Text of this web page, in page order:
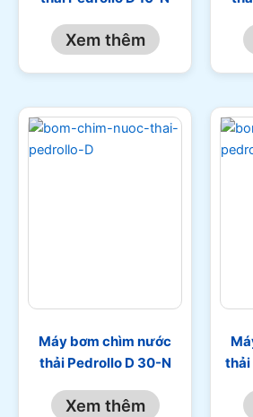
Xem thêm
Máy bơm chìm nước
thải Pedrollo D 30-N
Xem thêm
thải